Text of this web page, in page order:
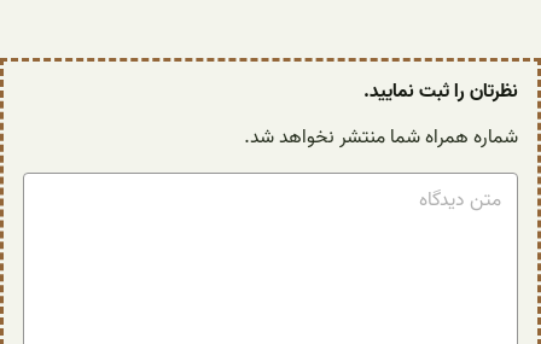
نظرتان را ثبت نمایید.
شماره همراه شما منتشر نخواهد شد.